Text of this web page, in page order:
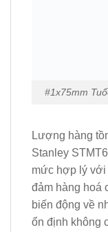
#1x75mm
Lượng hàng
Stanley
mức hợp lý với
đảm hàng hoá
biến động về
ổn định không